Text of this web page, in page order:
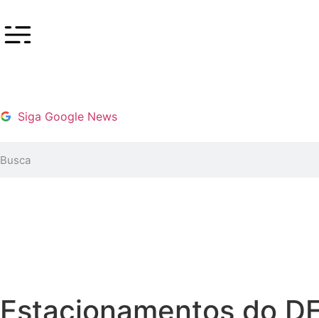
Siga Google News
Estacionamentos do